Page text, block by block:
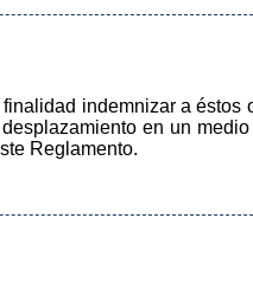
indemnizar a
en un
Reglamento.